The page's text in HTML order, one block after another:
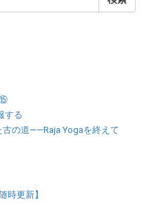
⑮
する
の道――Raja Yogaを終えて
時更新】